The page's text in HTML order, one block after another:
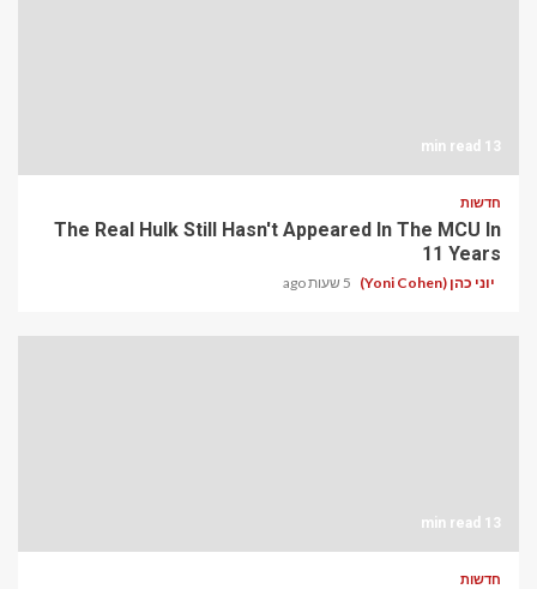
13 min read
חדשות
The Real Hulk Still Hasn't Appeared In The MCU In
11 Years
יוני כהן (Yoni Cohen) 5 שעות ago
13 min read
חדשות